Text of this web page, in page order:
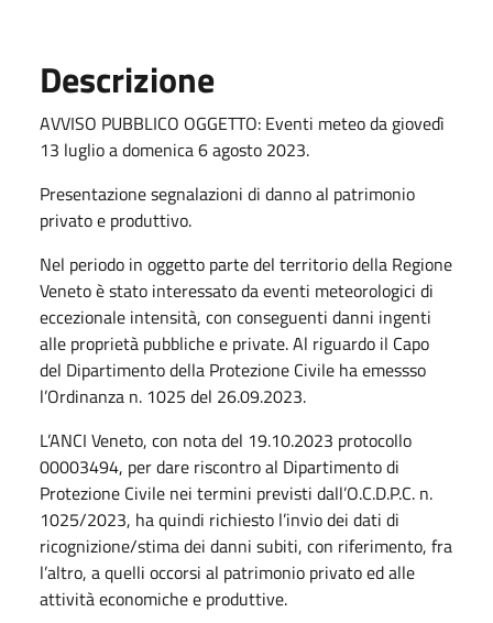
Descrizione
AVVISO PUBBLICO OGGETTO: Eventi meteo da giovedì
13 luglio a domenica 6 agosto 2023.
Presentazione segnalazioni di danno al patrimonio
privato e produttivo.
Nel periodo in oggetto parte del territorio della Regione
Veneto è stato interessato da eventi meteorologici di
eccezionale intensità, con conseguenti danni ingenti
alle proprietà pubbliche e private. Al riguardo il Capo
del Dipartimento della Protezione Civile ha emessso
l’Ordinanza n. 1025 del 26.09.2023.
L’ANCI Veneto, con nota del 19.10.2023 protocollo
00003494, per dare riscontro al Dipartimento di
Protezione Civile nei termini previsti dall’O.C.D.P.C. n.
1025/2023, ha quindi richiesto l’invio dei dati di
ricognizione/stima dei danni subiti, con riferimento, fra
l’altro, a quelli occorsi al patrimonio privato ed alle
attività economiche e produttive.